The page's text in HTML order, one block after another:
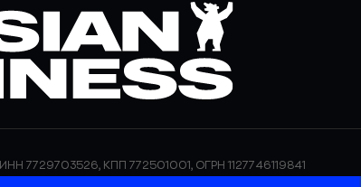
7729703526, КПП 772501001, ОГРН 1127746119841